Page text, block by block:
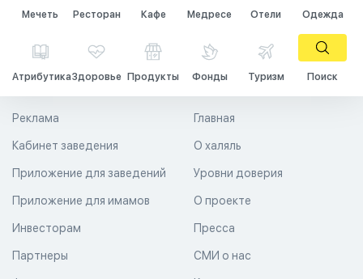
Мечеть Ресторан Кафе Медресе Отели Одежда
АтрибутикаЗдоровье Продукты Фонды Туризм Поиск
Главная
О халяль
Уровни доверия
Реклама
Кабинет заведения
Приложение для заведений
Приложение для имамов О проекте
Пресса
СМИ о нас
Инвесторам
Партнеры